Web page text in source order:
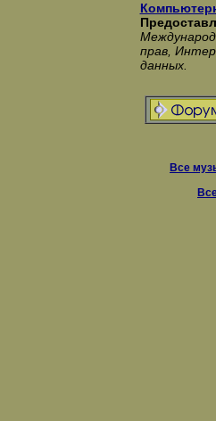
прав,
данных.
Все